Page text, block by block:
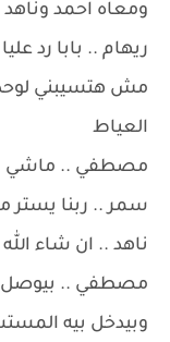
ومعاه احمد
ريهام .. بابا رد
مش هتسيبني لوحدي
العياط
مصطفي .. ماشي
سمر .. ربنا
ناهد .. ان شاء الله
مصطفي .. بيوصل
وبيدخل بيه